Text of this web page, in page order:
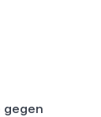
gegen